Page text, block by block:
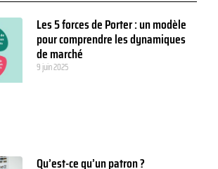
Les 5 forces de Porter : un modèle
pour comprendre les dynamiques
de marché
9 juin 2025
Qu’est-ce qu’un patron ?